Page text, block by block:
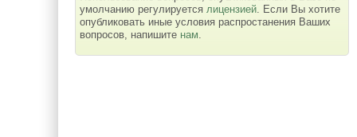
умолчанию регулируется лицензией. Если Вы хотите
опубликовать иные условия распростанения Ваших
вопросов, напишите нам.